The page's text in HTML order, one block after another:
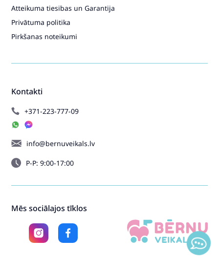
Kontakti
+371-223-777-09
info@bernuveikals.lv
P-P: 9:00-17:00
Atteikuma tiesibas un Garantija
Privātuma politika
Pirkšanas noteikumi
Mēs sociālajos tīklos